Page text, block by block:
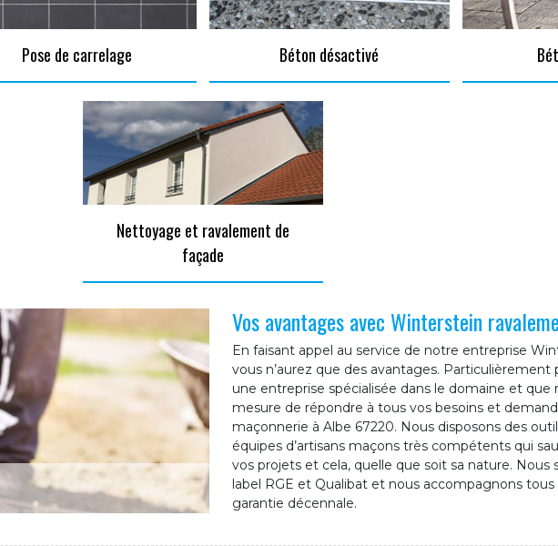
Pose de carrelage Béton désactivé
Nettoyage et ravalement de
façade
Vos avantages avec Winterstein
En faisant appel au service de notre entreprise
vous n’aurez que des avantages.
une entreprise spécialisée dans le domaine et que
mesure de répondre à tous vos besoins et
maçonnerie à Albe 67220. Nous disposons des
équipes d’artisans maçons très compétents qui
vos projets et cela, quelle que soit sa nature. Nous
label RGE et Qualibat et nous accompagnons tous
garantie décennale.